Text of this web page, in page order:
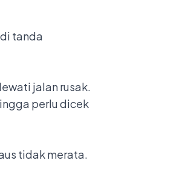
tanda
jalan rusak.
perlu dicek
tidak merata.